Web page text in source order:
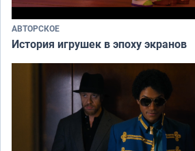
АВТОРСКОЕ
История игрушек в эпоху экранов